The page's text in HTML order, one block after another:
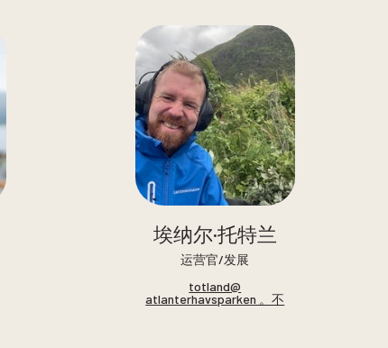
埃纳尔·托特兰
运营官/发展
totland@
atlanterhavsparken 。不